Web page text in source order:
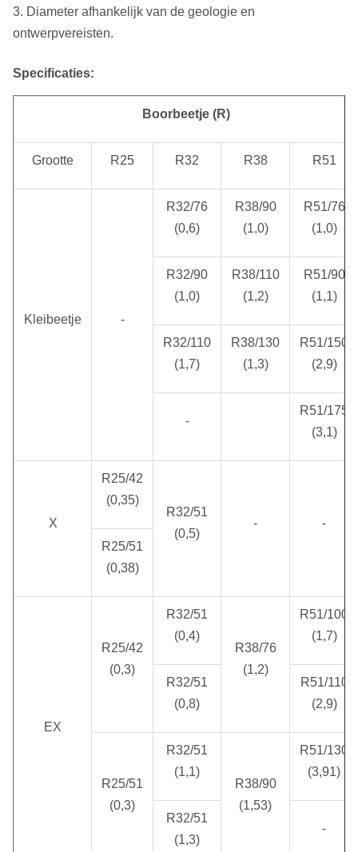
3. Diameter afhankelijk van de geologie en
ontwerpvereisten.
Specificaties:
Boorbeetje (R)
Grootte R25 R32 R38 R51
Kleibeetje -
R32/76
(0,6)
R38/90
(1,0)
R51/76
(1,0)
R32/90
(1,0)
R38/110
(1,2)
R51/90
(1,1)
R32/110
(1,7)
R38/130
(1,3)
R51/150
(2,9)
-
R51/175
(3,1)
X
R25/42
(0,35)
R32/51
(0,5)
-
-
R25/51
(0,38)
EX
R25/42
(0,3)
R32/51
(0,4)
R38/76
(1,2)
R51/100
(1,7)
R32/51
(0,8)
R51/110
(2,9)
R25/51
(0,3)
R32/51
(1,1)
R38/90
(1,53)
R51/130
(3,91)
R32/51
(1,3)
-